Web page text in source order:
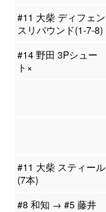
#11 大柴 ディフェン
スリバウンド(1-7-8)
#14 野田 3Pシュー
ト×
#11 大柴 スティール
(7本)
#8 和知 → #5 藤井